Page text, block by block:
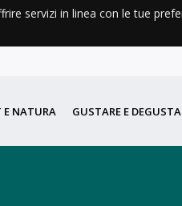
E NATURA GUSTARE E
servizi in linea con le tue